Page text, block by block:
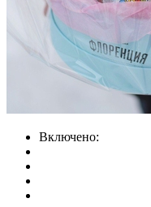
Включено: